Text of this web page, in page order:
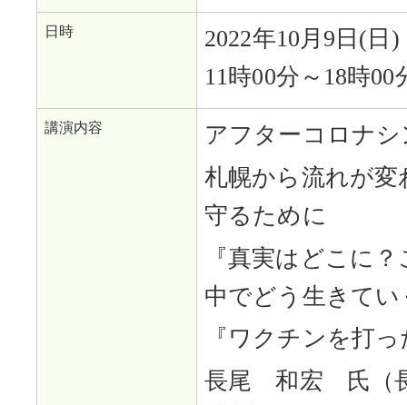
日時
2022年10月9日(日)
11時00分～18時00
講演内容
アフターコロナ
札幌から流れが
守るために
『真実はどこに
中でどう生きてい
『ワクチンを打
長尾 和宏 氏（